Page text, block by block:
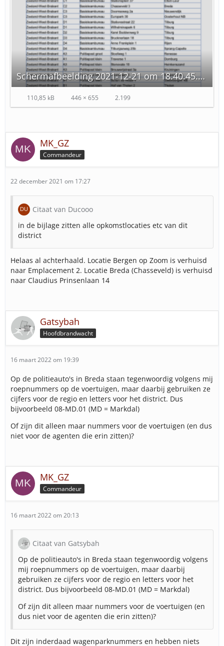
Schermafbeelding 2021-12-21 om 18.40.45.png
110,85 kB 446 × 655 2.199
MK_GZ
Commandeur
22 december 2021 om 17:27
Citaat van Ducooo
in de bijlage zitten alle opkomstlocaties etc van dit
district
Helaas al achterhaald. Locatie Bergen op Zoom is verhuisd
naar Emplacement 2. Locatie Breda (Chasseveld) is verhuisd
naar Claudius Prinsenlaan 14
Gatsybah
Hoofdbrandwacht
16 maart 2022 om 19:39
Op de politieauto's in Breda staan tegenwoordig volgens mij
roepnummers op de voertuigen, maar daarbij gebruiken ze
cijfers voor de regio en letters voor het district. Dus
bijvoorbeeld 08-MD.01 (MD = Markdal)
Of zijn dit alleen maar nummers voor de voertuigen (en dus
niet voor de agenten die erin zitten)?
MK_GZ
Commandeur
16 maart 2022 om 20:13
Citaat van Gatsybah
Op de politieauto's in Breda staan tegenwoordig volgens
mij roepnummers op de voertuigen, maar daarbij
gebruiken ze cijfers voor de regio en letters voor het
district. Dus bijvoorbeeld 08-MD.01 (MD = Markdal)
Of zijn dit alleen maar nummers voor de voertuigen (en
dus niet voor de agenten die erin zitten)?
Dit zijn inderdaad wagenparknummers en hebben niets